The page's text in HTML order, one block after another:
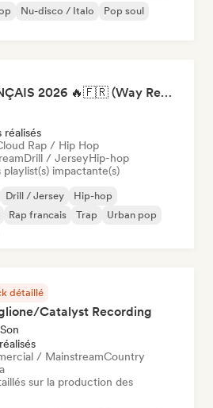
Nu-disco / Italo Pop soul
RAP FRANÇAIS 2026 🔥🇫🇷 (Way Records)
réalisés
Rap / Hip Hop
Drill / JerseyHip-hop
impactante(s)
Drill / Jersey
Hip-hop
Rap francais Trap
Urban pop
détaillé
Catalyst Recording
/ MainstreamCountry
sur la production des